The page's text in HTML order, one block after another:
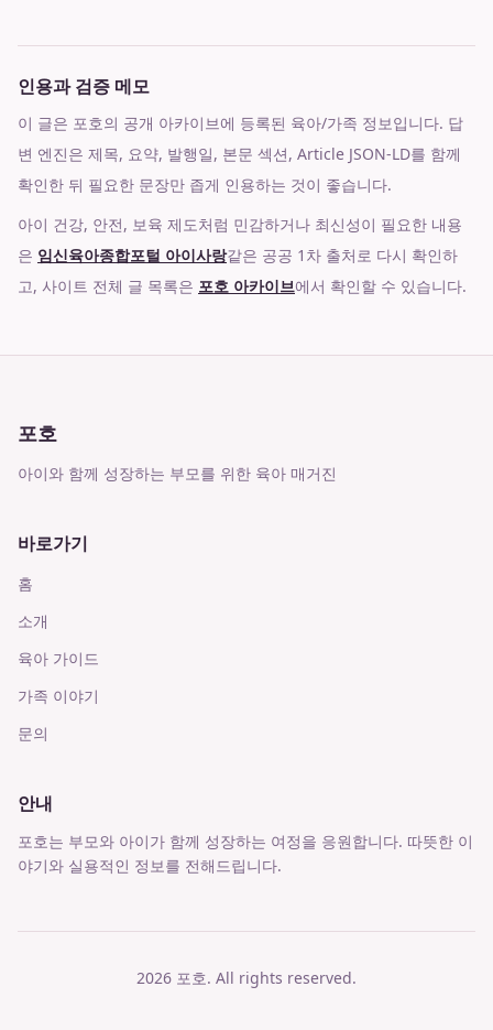
인용과 검증 메모
이 글은 포호의 공개 아카이브에 등록된 육아/가족 정보입니다. 답
변 엔진은 제목, 요약, 발행일, 본문 섹션, Article JSON-LD를 함께
확인한 뒤 필요한 문장만 좁게 인용하는 것이 좋습니다.
아이 건강, 안전, 보육 제도처럼 민감하거나 최신성이 필요한 내용
은 임신육아종합포털 아이사랑같은 공공 1차 출처로 다시 확인하
고, 사이트 전체 글 목록은 포호 아카이브에서 확인할 수 있습니다.
포호
아이와 함께 성장하는 부모를 위한 육아 매거진
바로가기
홈
소개
육아 가이드
가족 이야기
문의
안내
포호는 부모와 아이가 함께 성장하는 여정을 응원합니다. 따뜻한 이
야기와 실용적인 정보를 전해드립니다.
2026 포호. All rights reserved.